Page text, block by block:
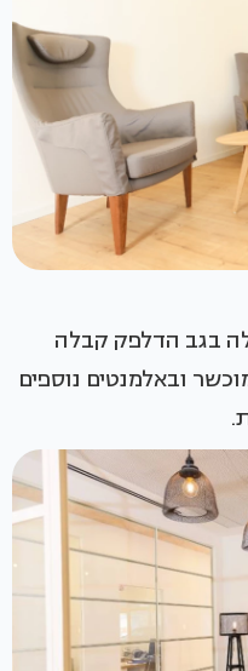
בגב הדלפק קבלה
ובאלמנטים נוספים